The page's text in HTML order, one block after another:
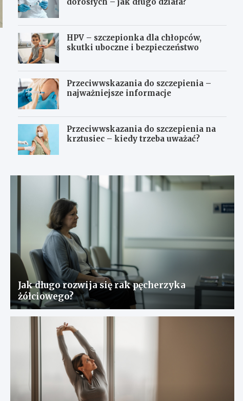
HPV – szczepionka dla chłopców,
skutki uboczne i bezpieczeństwo
Przeciwwskazania do szczepienia –
najważniejsze informacje
Przeciwwskazania do szczepienia na
krztusiec – kiedy trzeba uważać?
Jak długo rozwija się rak pęcherzyka
żółciowego?